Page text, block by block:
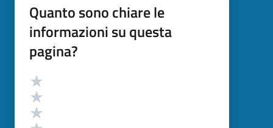
Quanto sono chiare le
informazioni su questa
pagina?
Valutazione